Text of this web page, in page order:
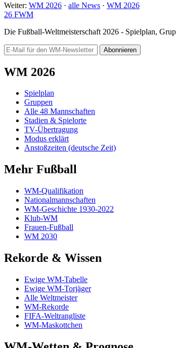
Weiter: WM 2026 · alle News · WM 2026
26 FWM
Die Fußball-Weltmeisterschaft 2026 - Spielplan,
Abonnieren
WM 2026
Spielplan
Gruppen
Alle 48 Mannschaften
Stadien & Spielorte
TV-Übertragung
Modus erklärt
Anstoßzeiten (deutsche Zeit)
Mehr Fußball
WM-Qualifikation
Nationalmannschaften
WM-Geschichte 1930-2022
Klub-WM
Frauen-Fußball
WM 2030
Rekorde & Wissen
Ewige WM-Tabelle
Ewige WM-Torjäger
Alle Weltmeister
WM-Rekorde
FIFA-Weltrangliste
WM-Maskottchen